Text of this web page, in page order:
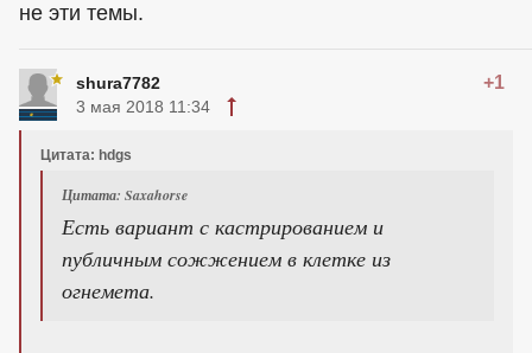
не эти темы.
shura7782 +1
3 мая 2018 11:34
Цитата: hdgs
Цитата: Saxahorse
Есть вариант с кастрированием и
публичным сожжением в клетке из
огнемета.